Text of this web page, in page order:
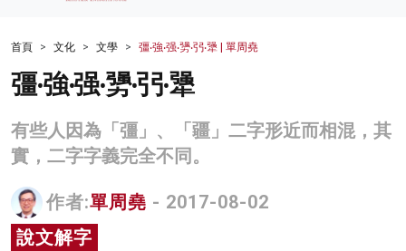
財經
生活
商業
科技
影片
首頁 文化 文學 彊‧強‧强‧勥‧弜‧犟 | 單周堯
彊‧強‧强‧勥‧弜‧犟
有些人因為「彊」、「疆」二字形近而相混，其
實，二字字義完全不同。
作者:單周堯 - 2017-08-02
說文解字